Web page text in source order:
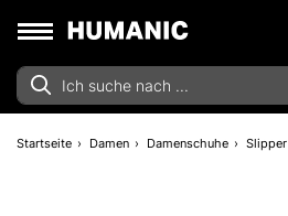
Startseite Damen Damenschuhe Slipper